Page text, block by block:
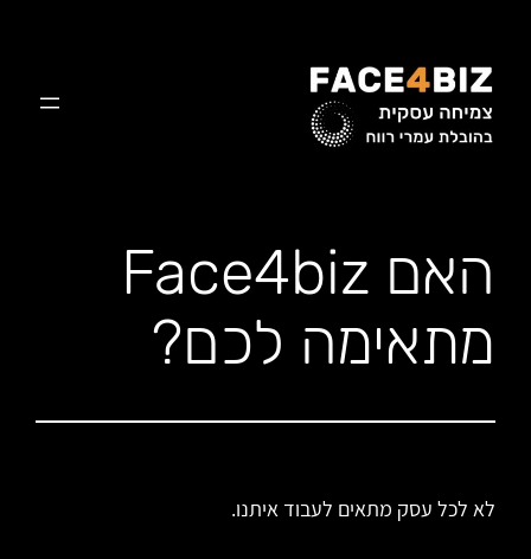
האם Face4biz
מתאימה לכם?
לא לכל עסק מתאים לעבוד איתנו.